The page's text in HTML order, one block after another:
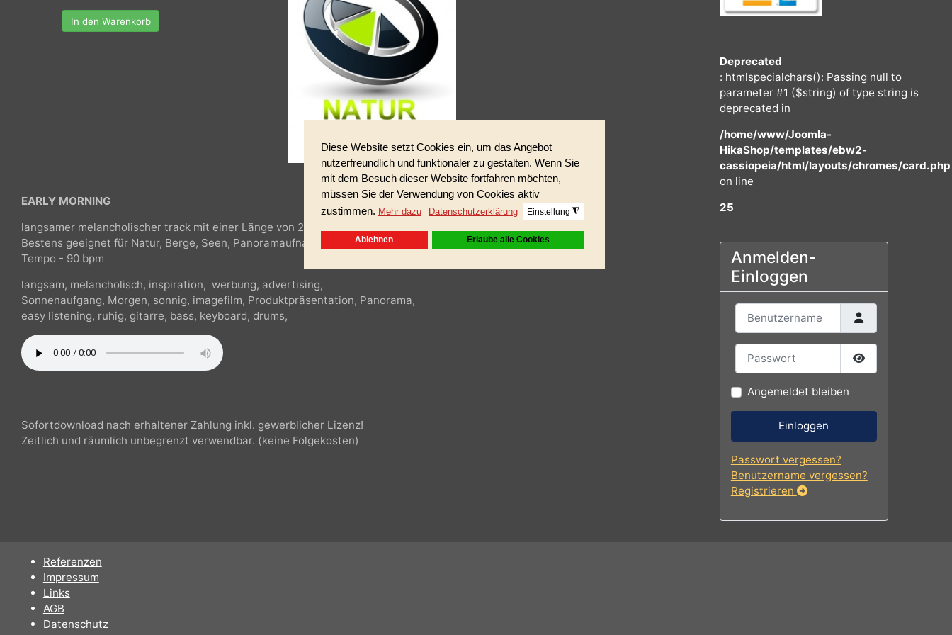
EARLY MORNING
langsamer melancholischer track mit einer Länge von 2:37 min.
Bestens geeignet für Natur, Berge, Seen, Panoramaufnahmen,...
Tempo - 90 bpm
langsam, melancholisch, inspiration, werbung, advertising,
Sonnenaufgang, Morgen, sonnig, imagefilm, Produktpräsentation, Panorama,
easy listening, ruhig, gitarre, bass, keyboard, drums,
Deprecated
: htmlspecialchars(): Passing null to
parameter #1 ($string) of type
deprecated in
/home/www/Joomla-
HikaShop/templates/ebw2-
Anmelden-
Einloggen
Benutzername
Passwort
Angemeldet bleiben
Einloggen
Passwort vergessen?
Benutzername vergessen?
Referenzen
Impressum